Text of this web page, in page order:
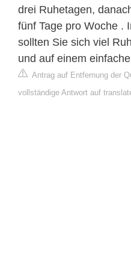
drei Ruhetagen,
fünf Tage pro Woche .
sollten Sie sich viel
und auf einem
Antrag auf Entfernung der
vollständige Antwort auf